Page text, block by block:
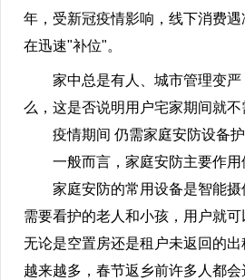
年，受新冠疫情影响，线下消费
在迅速"补位"。
家中总是有人、城市管理变严
么，这是否说明用户宅家期间就不
疫情期间 仍需家庭安防设备护
一般而言，家庭安防主要作用
家庭安防的常用设备是智能摄
需要看护的老人和小孩，用户就
无论是空置房还是租户未返回的
越来越多，春节返乡前许多人都